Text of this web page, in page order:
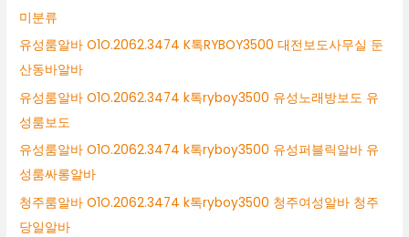
미분류
유성룸알바 O1O.2062.3474 K톡RYBOY3500 대전보도사무실 둔
산동바알바
유성룸알바 O1O.2062.3474 k톡ryboy3500 유성노래방보도 유
성룸보도
유성룸알바 O1O.2062.3474 k톡ryboy3500 유성퍼블릭알바 유
성룸싸롱알바
청주룸알바 O1O.2062.3474 k톡ryboy3500 청주여성알바 청주
당일알바